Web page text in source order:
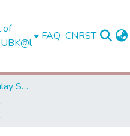
of
FAQ CNRST
Université Sultan Moulay Slimane - Béni Mellal
Mellal
neurophysiologique